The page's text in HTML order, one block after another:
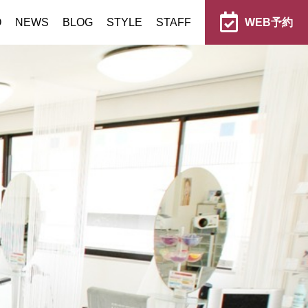
NEWS BLOG STYLE STAFF WEB予約